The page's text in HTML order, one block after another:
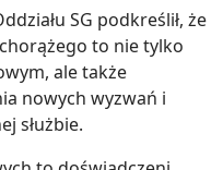
SG podkreślił, że
to nie tylko
ale także
nowych wyzwań i
służbie.